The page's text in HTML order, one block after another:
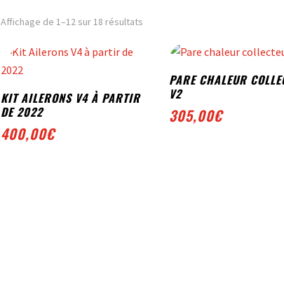
Affichage de 1–12 sur 18 résultatsTrié
popularité
KIT AILERONS V4 À PARTIR
DE 2022
400,00€
PARE CHALEUR
V2
305,00€